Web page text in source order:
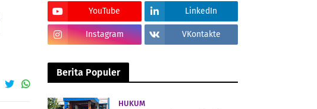
YouTube LinkedIn
Instagram VKontakte
Berita Populer
HUKUM